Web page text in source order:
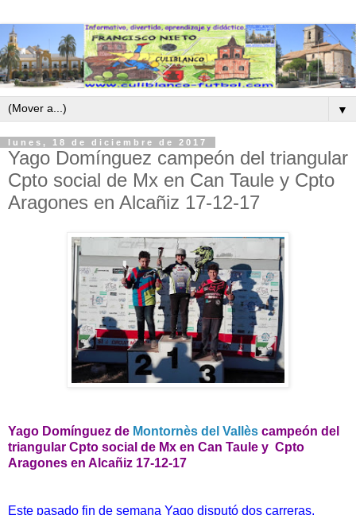
▼
lunes, 18 de diciembre de 2017
Yago Domínguez campeón del triangular
Cpto social de Mx en Can Taule y Cpto
Aragones en Alcañiz 17-12-17
Yago Domínguez de Montornès del Vallès campeón del
triangular Cpto social de Mx en Can Taule y Cpto
Aragones en Alcañiz 17-12-17
Este pasado fin de semana Yago disputó dos carreras,